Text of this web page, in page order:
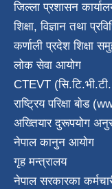
जिल्ला प्रशासन
शिक्षा, विज्ञान तथा
कर्णाली प्रदेश शिक्षा
लोक सेवा आयोग
CTEVT (सि.टि.भी.टी.
राष्ट्रिय परिक्षा बाेड
अख्तियार दुरूपयोग
नेपाल कानुन आयाेग
गृह मन्त्रालय
नेपाल सरकारका